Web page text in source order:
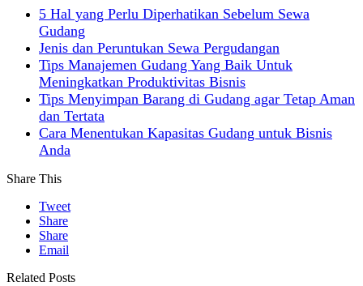
5 Hal yang Perlu Diperhatikan Sebelum Sewa
Gudang
Jenis dan Peruntukan Sewa Pergudangan
Tips Manajemen Gudang Yang Baik Untuk
Meningkatkan Produktivitas Bisnis
Tips Menyimpan Barang di Gudang agar Tetap Aman
dan Tertata
Cara Menentukan Kapasitas Gudang untuk Bisnis
Anda
Share This
Tweet
Share
Share
Email
Related Posts